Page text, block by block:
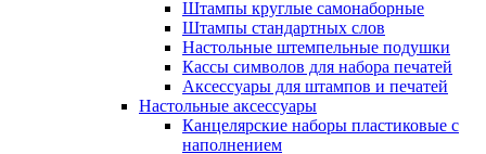
Штампы круглые самонаборные
Штампы стандартных слов
Настольные штемпельные подушки
Кассы символов для набора печатей
Аксессуары для штампов и печатей
Настольные аксессуары
Канцелярские наборы пластиковые с
наполнением